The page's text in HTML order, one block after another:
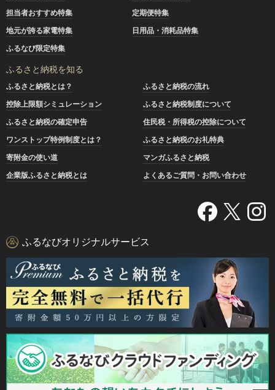
担当者おすすめ特集
定期便特集
地元が誇る家電特集
日用品・消耗品特集
ふるなび限定特集
ふるさと納税を知る
ふるさと納税とは？
ふるさと納税の流れ
控除上限額シミュレーション
ふるさと納税制度について
ふるさと納税の確定申告
住民税・所得税の控除について
ワンストップ特例制度とは？
ふるさと納税のお礼特典
寄附金の使い道
マンガふるさと納税
企業版ふるさと納税とは
よくあるご質問・お問い合わせ
ふるなびオリジナルサービス